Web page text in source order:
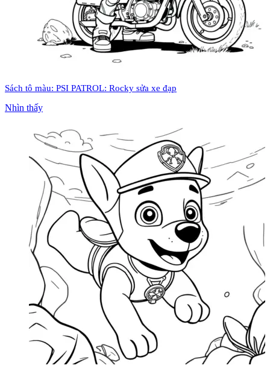
Sách tô màu: PSI PATROL: Rocky sửa xe đạp
Nhìn thấy